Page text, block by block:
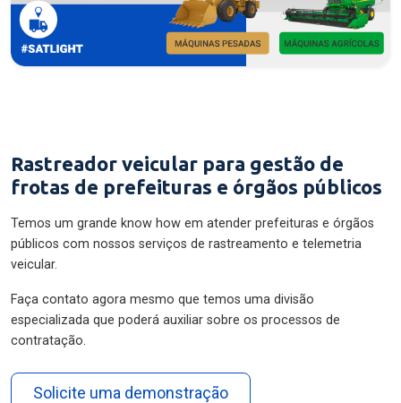
Rastreador veicular para gestão de
frotas de prefeituras e órgãos públicos
Temos um grande know how em atender prefeituras e órgãos
públicos com nossos serviços de rastreamento e telemetria
veicular.
Faça contato agora mesmo que temos uma divisão
especializada que poderá auxiliar sobre os processos de
contratação.
Solicite uma demonstração